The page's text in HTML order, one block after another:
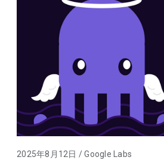
2025年8月12日 / Google Labs